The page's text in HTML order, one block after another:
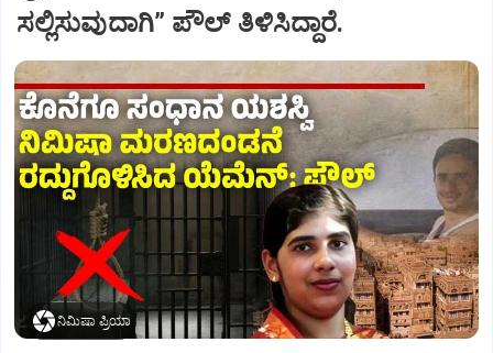
ಸಲ್ಲಿಸುವುದಾಗಿ” ಪೌಲ್‌ ತಿಳಿಸಿದ್ದಾರೆ.
ನಿಮಿಷಾ ಪ್ರಿಯಾ